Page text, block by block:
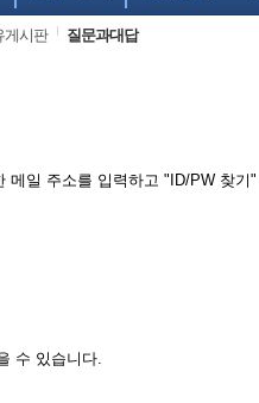
게시판 질문과대답
일 주소를 입력하고 "ID/PW 찾기
수 있습니다.